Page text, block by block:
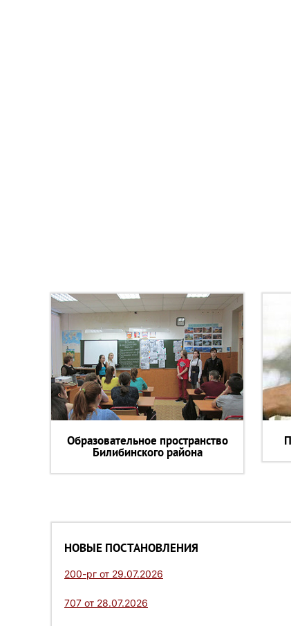
Образовательное пространство
Билибинского района
НОВЫЕ ПОСТАНОВЛЕНИЯ
200-рг от 29.07.2026
707 от 28.07.2026